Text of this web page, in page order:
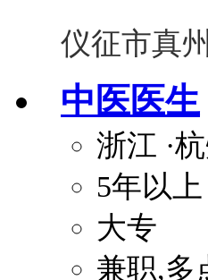
仪征市真
中医医生
浙江 ·
5年以上
大专
兼职,多